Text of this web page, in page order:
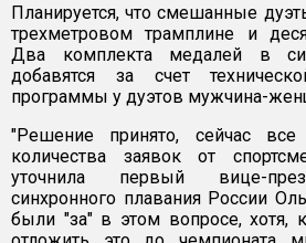
Планируется, что смешанные
трехметровом трамплине и
Два комплекта медалей в
добавятся за счет
программы у дуэтов мужчина-
"Решение принято, сейчас
количества заявок от
уточнила первый вице-
синхронного плавания России
были "за" в этом вопросе, хотя,